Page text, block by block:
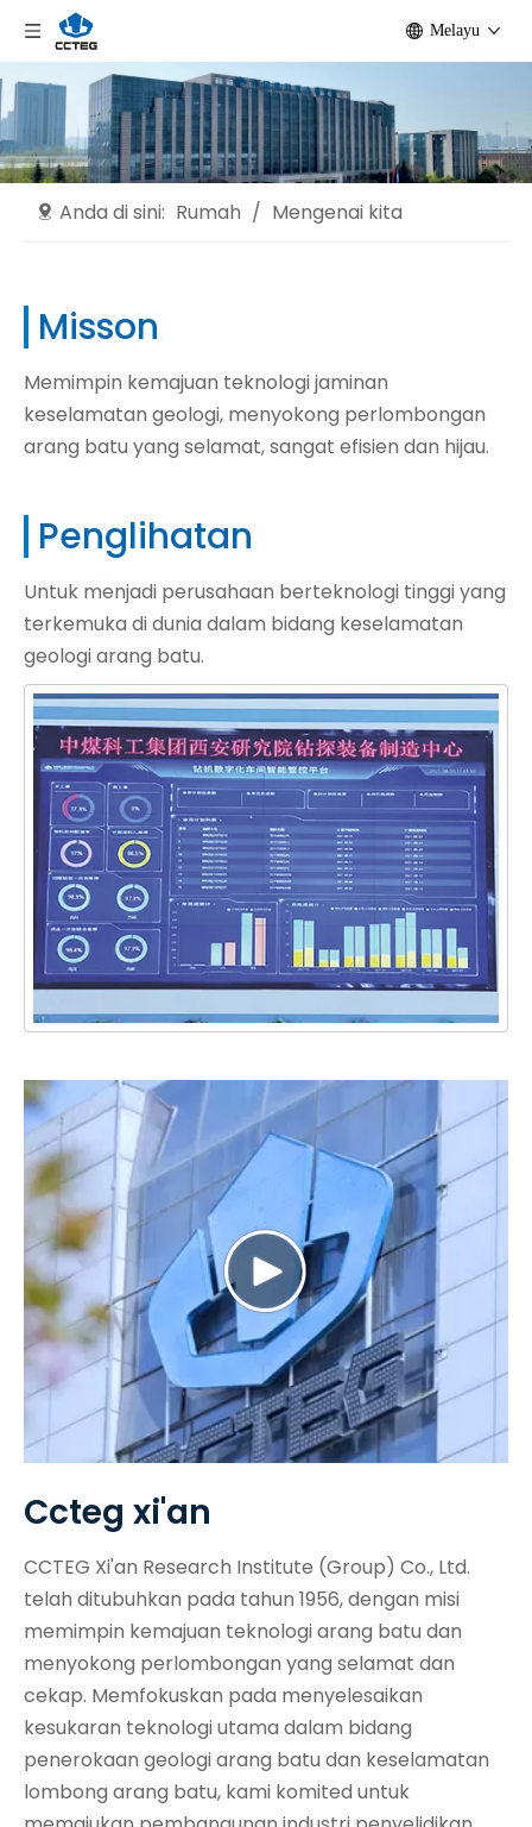
Melayu
Anda di sini: Rumah / Mengenai kita
Misson
Memimpin kemajuan teknologi jaminan
keselamatan geologi, menyokong perlombongan
arang batu yang selamat, sangat efisien dan hijau.
Penglihatan
Untuk menjadi perusahaan berteknologi tinggi yang
terkemuka di dunia dalam bidang keselamatan
geologi arang batu.
Ccteg xi'an
CCTEG Xi'an Research Institute (Group) Co., Ltd.
telah ditubuhkan pada tahun 1956, dengan misi
memimpin kemajuan teknologi arang batu dan
menyokong perlombongan yang selamat dan
cekap. Memfokuskan pada menyelesaikan
kesukaran teknologi utama dalam bidang
penerokaan geologi arang batu dan keselamatan
lombong arang batu, kami komited untuk